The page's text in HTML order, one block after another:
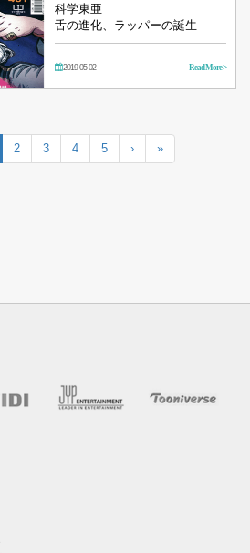
科学東亜
舌の進化、ラッパーの誕生
2019-05-02 Read More >
2 3 4 5 › »